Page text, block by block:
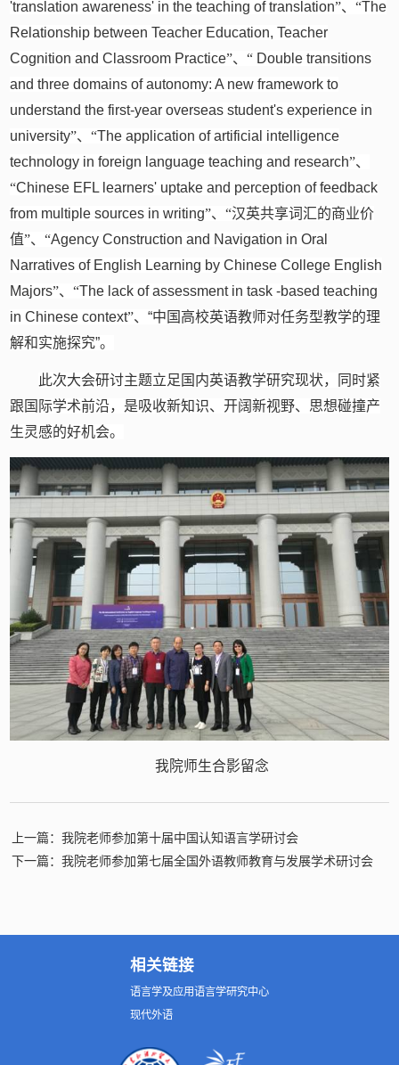
'translation awareness' in the teaching of translation”、“The
Relationship between Teacher Education, Teacher
Cognition and Classroom Practice”、“ Double transitions
and three domains of autonomy: A new framework to
understand the first-year overseas student's experience in
university”、“The application of artificial intelligence
technology in foreign language teaching and research”、
“Chinese EFL learners' uptake and perception of feedback
from multiple sources in writing”、“汉英共享词汇的商业价
值”、“Agency Construction and Navigation in Oral
Narratives of English Learning by Chinese College English
Majors”、“The lack of assessment in task -based teaching
in Chinese context”、“中国高校英语教师对任务型教学的理
解和实施探究”。
此次大会研讨主题立足国内英语教学研究现状，同时紧
跟国际学术前沿，是吸收新知识、开阔新视野、思想碰撞产
生灵感的好机会。
我院师生合影留念
上一篇：我院老师参加第十届中国认知语言学研讨会
下一篇：我院老师参加第七届全国外语教师教育与发展学术研讨会
相关链接
语言学及应用语言学研究中心
现代外语